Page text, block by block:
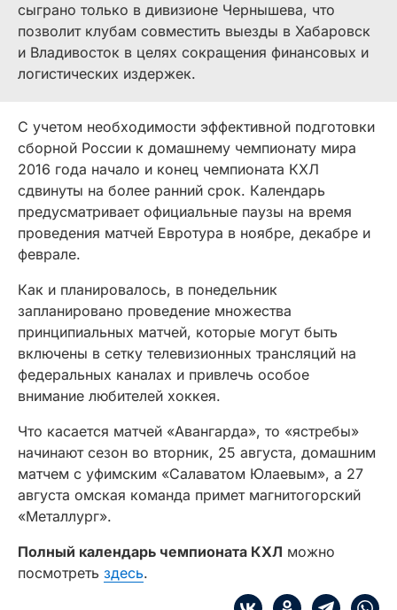
сыграно только в дивизионе Чернышева, что
позволит клубам совместить выезды в Хабаровск
и Владивосток в целях сокращения финансовых и
логистических издержек.
С учетом необходимости эффективной подготовки
сборной России к домашнему чемпионату мира
2016 года начало и конец чемпионата КХЛ
сдвинуты на более ранний срок. Календарь
предусматривает официальные паузы на время
проведения матчей Евротура в ноябре, декабре и
феврале.
Как и планировалось, в понедельник
запланировано проведение множества
принципиальных матчей, которые могут быть
включены в сетку телевизионных трансляций на
федеральных каналах и привлечь особое
внимание любителей хоккея.
Что касается матчей «Авангарда», то «ястребы»
начинают сезон во вторник, 25 августа, домашним
матчем с уфимским «Салаватом Юлаевым», а 27
августа омская команда примет магнитогорский
«Металлург».
Полный календарь чемпионата КХЛ можно
посмотреть здесь.